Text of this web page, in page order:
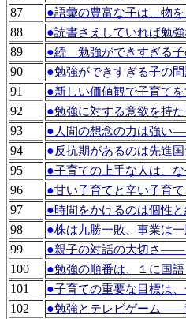
87 ●語彙の豊富な子は、物
88 ●読書さえしていれば勉
89 ●続 勉強ができすぎる子
90 ●勉強ができすぎる子の問
91 ●新しい価値観で子育てを
92 ●勉強に対する意欲を持
93 ● 人間の想念の力は強い
94 ●反抗期があるのは先進
95 ●子育ての上手な人は、
96 ●甘い子育てと辛い子育て
97 ●時間をかけるのは個性
98 ●株は九勝一敗、事業は
99 ●親子の対話の大切さ――
100 ●勉強の順番は、１に国
101 ●子育ての重要な目標は
102 ●勉強とテレビゲーム――